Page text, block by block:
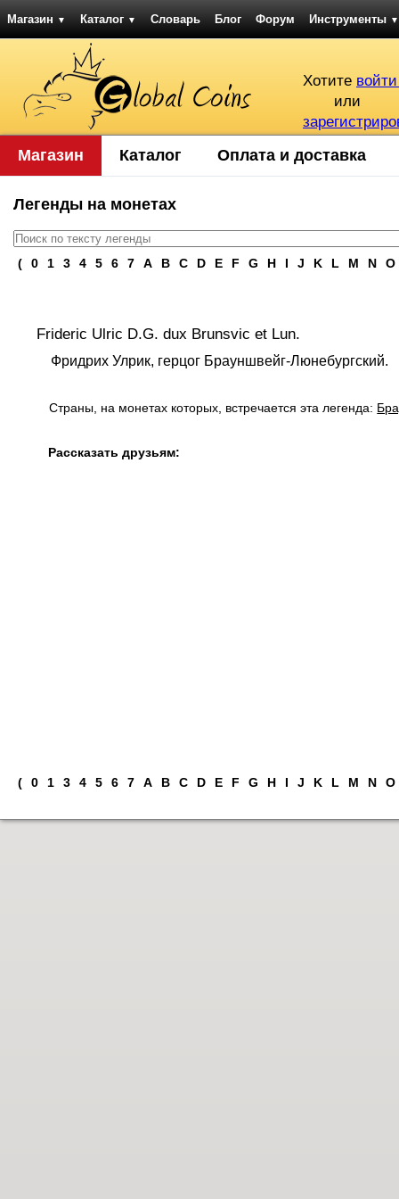
Магазин ▼ Каталог ▼ Словарь Блог Форум Инструменты ▼
Хотите
или
Магазин Каталог Оплата и доставка
Легенды на монетах
( 0 1 3 4 5 6 7 A B C D E F G H I J K L M N O
Frideric Ulric D.G. dux Brunsvic et Lun.
Фридрих Улрик, герцог Брауншвейг-Люнебургский.
Страны, на монетах которых, встречается эта легенда:
Рассказать друзьям:
( 0 1 3 4 5 6 7 A B C D E F G H I J K L M N O